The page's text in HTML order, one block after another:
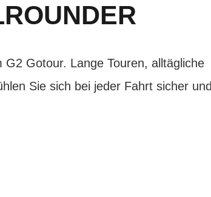
Gotour. Lange Touren, alltägliche
Sie sich bei jeder Fahrt sicher und